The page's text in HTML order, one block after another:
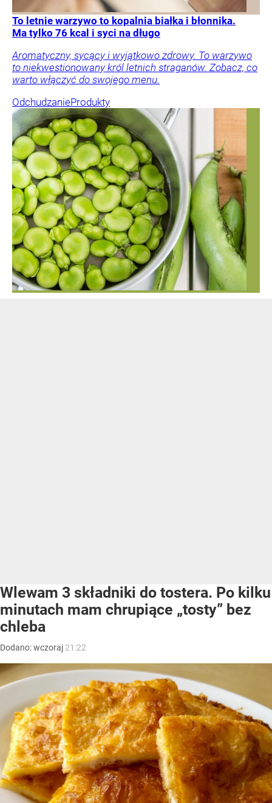
To letnie warzywo to kopalnia białka i błonnika.
Ma tylko 76 kcal i syci na długo
Aromatyczny, sycący i wyjątkowo zdrowy. To warzywo
to niekwestionowany król letnich straganów. Zobacz, co
warto włączyć do swojego menu.
OdchudzanieProdukty
Wlewam 3 składniki do tostera. Po kilku
minutach mam chrupiące „tosty” bez
chleba
Dodano:wczoraj 21:22